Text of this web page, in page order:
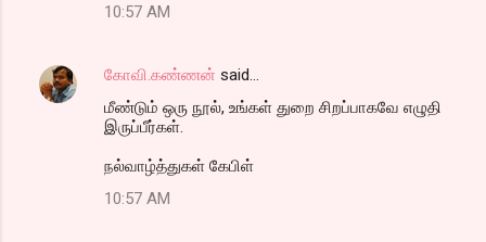
10:57 AM
கோவி.கண்ணன் said…
மீண்டும் ஒரு நூல், உங்கள் துறை சிறப்பாகவே எழுதி
இருப்பீர்கள்.
நல்வாழ்த்துகள் கேபிள்
10:57 AM